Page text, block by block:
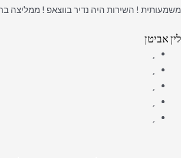
משמעותית ! השירות היה נדיר בווצאפ ! ממליצה
לין אביטן